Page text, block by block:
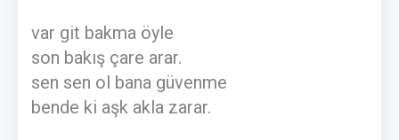
var git bakma öyle
son bakış çare arar.
sen sen ol bana güvenme
bende ki aşk akla zarar.